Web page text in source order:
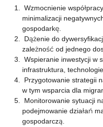
Wzmocnienie
minimalizacji
gospodarkę.
Dążenie do
zależność od jednego
Wspieranie inwestycji w
infrastruktura,
Przygotowanie strategii
w tym wsparcia dla
Monitorowanie sytuacji
podejmowanie działań
gospodarczą.